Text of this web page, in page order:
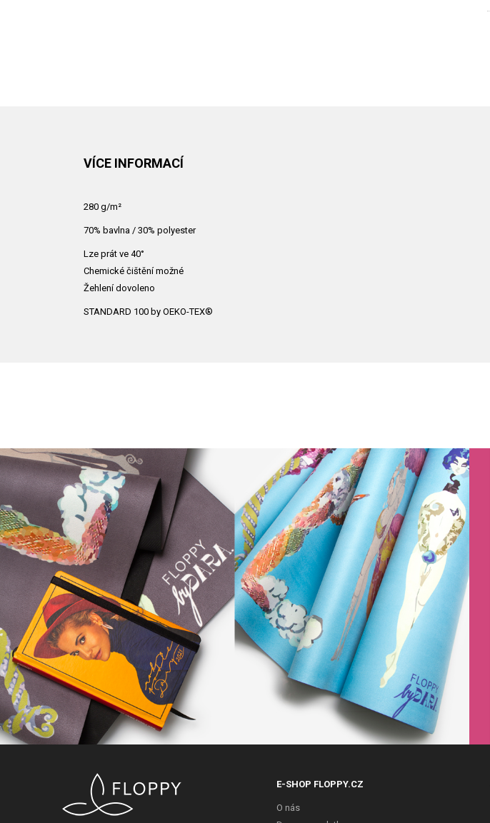
VÍCE INFORMACÍ
280 g/m²
70% bavlna / 30% polyester
Lze prát ve 40°
Chemické čištění možné
Žehlení dovoleno
STANDARD 100 by OEKO-TEX®
E-SHOP FLOPPY.CZ
O nás